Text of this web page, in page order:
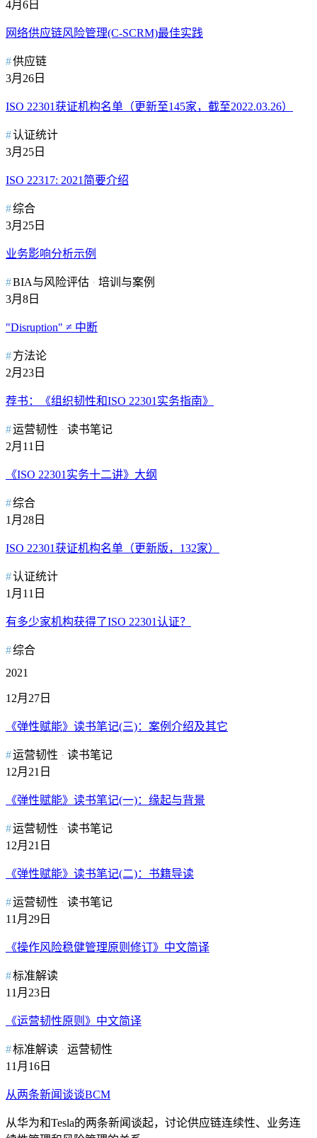
4月6日
网络供应链风险管理(C-SCRM)最佳实践
供应链
3月26日
ISO 22301获证机构名单（更新至145家，截至2022.03.26）
认证统计
3月25日
ISO 22317: 2021简要介绍
综合
3月25日
业务影响分析示例
BIA与风险评估
培训与案例
3月8日
"Disruption" ≠ 中断
方法论
2月23日
荐书：《组织韧性和ISO 22301实务指南》
运营韧性
读书笔记
2月11日
《ISO 22301实务十二讲》大纲
综合
1月28日
ISO 22301获证机构名单（更新版，132家）
认证统计
1月11日
有多少家机构获得了ISO 22301认证？
综合
2021
12月27日
《弹性赋能》读书笔记(三)：案例介绍及其它
运营韧性
读书笔记
12月21日
《弹性赋能》读书笔记(一)：缘起与背景
运营韧性
读书笔记
12月21日
《弹性赋能》读书笔记(二)：书籍导读
运营韧性
读书笔记
11月29日
《操作风险稳健管理原则修订》中文简译
标准解读
11月23日
《运营韧性原则》中文简译
标准解读
运营韧性
11月16日
从两条新闻谈谈BCM
从华为和Tesla的两条新闻谈起，讨论供应链连续性、业务连